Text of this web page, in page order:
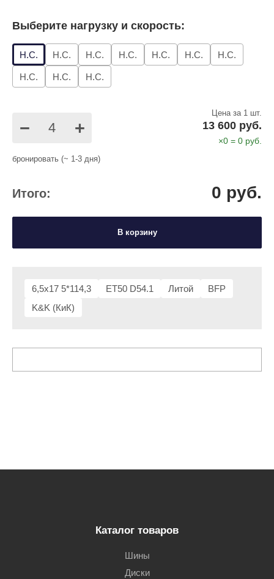
6,5x17 5*114,3 ET50 D54.1 Литой
BFP
K&K (КиК)
Выберите нагрузку и скорость:
Н.С. Н.С. Н.С. Н.С. Н.С. Н.С. Н.С.
Н.С. Н.С. Н.С.
− +
Цена за 1 шт.
13 600 руб.
×0 = 0 руб.
бронировать (~ 1-3 дня)
Итого: 0 руб.
В корзину
Каталог товаров
Шины
Диски